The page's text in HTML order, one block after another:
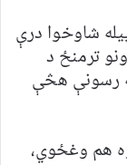
شاوخوا درې
ترمنځ د
رسونې هڅې
هم وغځوي،